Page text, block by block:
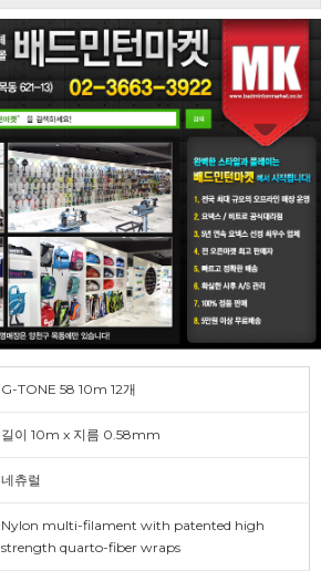
G-TONE 58 10m 12개
길이 10m x 지름 0.58mm
네츄럴
Nylon multi-filament with patented high
strength quarto-fiber wraps